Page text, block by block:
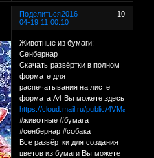
Поделиться 10
2016-
04-19 11:00:10
Животные из бумаги:
Сенбернар
Скачать развёртки в полном
формате для
распечатывания на листе
формата А4 Вы можете здесь
https://cloud.mail.ru/public/4VMa/
#животные #бумага
#сенбернар #собака
Все развёртки для создания
цветов из бумаги Вы можете